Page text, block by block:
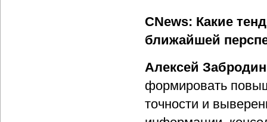
CNews: Какие
ближайшей
Алексей
формировать
точности и